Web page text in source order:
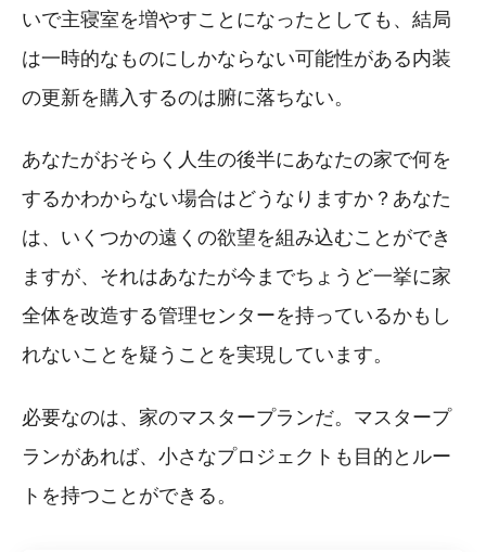
いで主寝室を増やすことになったとしても、結局
は一時的なものにしかならない可能性がある内装
の更新を購入するのは腑に落ちない。
あなたがおそらく人生の後半にあなたの家で何を
するかわからない場合はどうなりますか？あなた
は、いくつかの遠くの欲望を組み込むことができ
ますが、それはあなたが今までちょうど一挙に家
全体を改造する管理センターを持っているかもし
れないことを疑うことを実現しています。
必要なのは、家のマスタープランだ。マスタープ
ランがあれば、小さなプロジェクトも目的とルー
トを持つことができる。